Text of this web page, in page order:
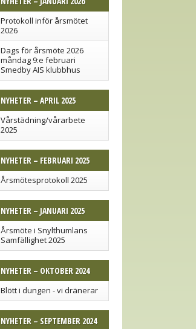
Protokoll inför årsmötet
2026
Dags för årsmöte 2026
måndag 9:e februari
Smedby AIS klubbhus
NYHETER – APRIL 2025
Vårstädning/vårarbete
2025
NYHETER – FEBRUARI 2025
Årsmötesprotokoll 2025
NYHETER – JANUARI 2025
Årsmöte i Snylthumlans
Samfällighet 2025
NYHETER – OKTOBER 2024
Blött i dungen - vi dränerar
NYHETER – SEPTEMBER 2024